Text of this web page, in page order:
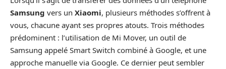
Samsung vers un Xiaomi, plusieurs méthodes s’offrent à
vous, chacune ayant ses propres atouts. Trois méthodes
prédominent : l’utilisation de Mi Mover, un outil de
Samsung appelé Smart Switch combiné à Google, et une
approche manuelle via Google. Ce dernier peut sembler